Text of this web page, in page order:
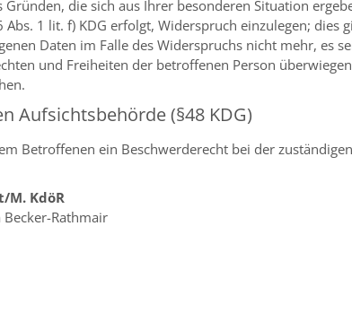
Gründen, die sich aus Ihrer besonderen Situation
1 lit. f) KDG erfolgt, Widerspruch einzulegen;
Daten im Falle des Widerspruchs nicht mehr, es
und Freiheiten der betroffenen Person
Aufsichtsbehörde (§48 KDG)
Betroffenen ein Beschwerderecht bei der
KdöR
Rathmair